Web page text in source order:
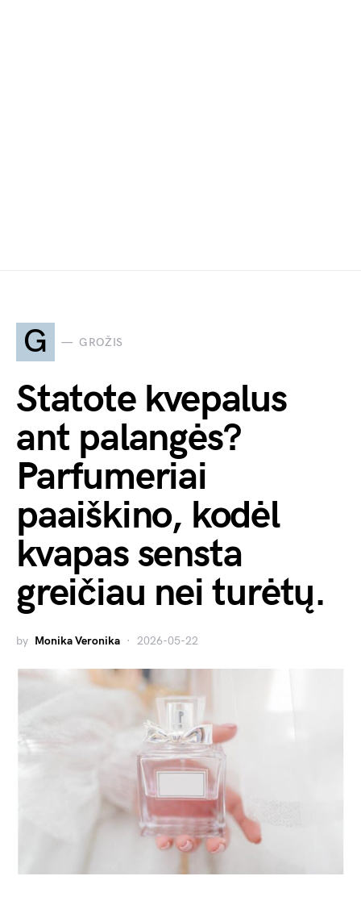
G GROŽIS
Statote kvepalus
ant palangės?
Parfumeriai
paaiškino, kodėl
kvapas sensta
greičiau nei turėtų.
by Monika Veronika 2026-05-22